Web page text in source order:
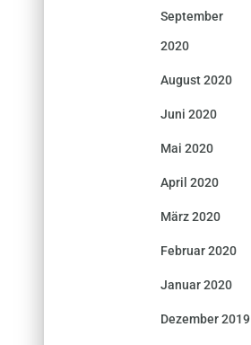
September
2020
August 2020
Juni 2020
Mai 2020
April 2020
März 2020
Februar 2020
Januar 2020
Dezember 2019